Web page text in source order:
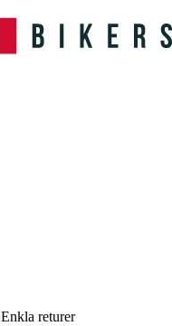
Enkla returer